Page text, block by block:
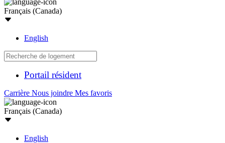
Français (Canada)
English
Portail résident
Carrière Nous joindre Mes favoris
Français (Canada)
English